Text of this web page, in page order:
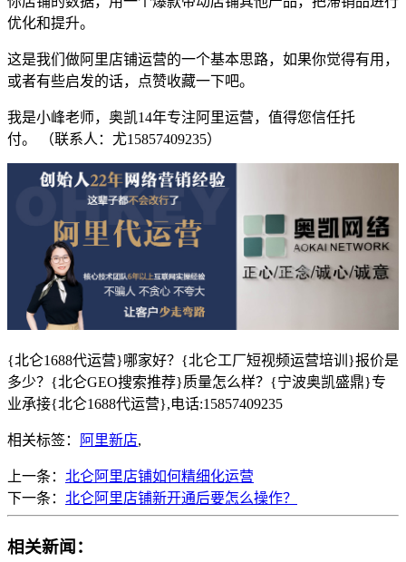
优化和提升。
这是我们做阿里店铺运营的一个基本思路，如果你觉得有用，
或者有些启发的话，点赞收藏一下吧。
我是小峰老师，奥凯14年专注阿里运营，值得您信任托
付。 （联系人：尤15857409235）
{北仑1688代运营}哪家好？{北仑工厂短视频运营培训}报价是
多少？{北仑GEO搜索推荐}质量怎么样？{宁波奥凯盛鼎}专
业承接{北仑1688代运营},电话:15857409235
相关标签： 阿里新店,
上一条： 北仑阿里店铺如何精细化运营
下一条： 北仑阿里店铺新开通后要怎么操作？
相关新闻：